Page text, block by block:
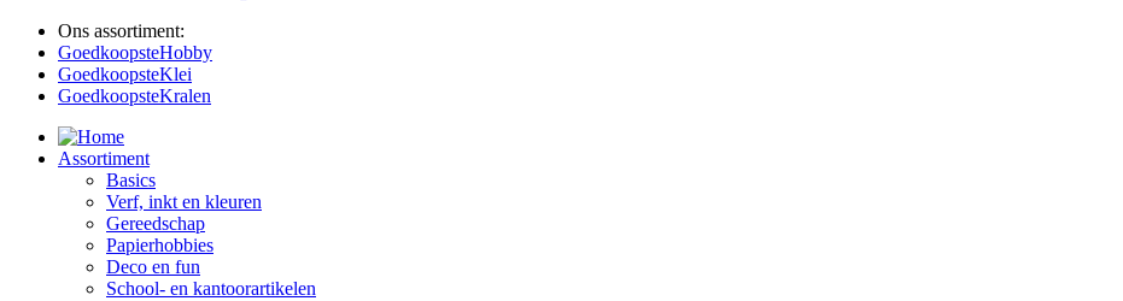
Ons assortiment:
GoedkoopsteHobby
GoedkoopsteKlei
GoedkoopsteKralen
Assortiment
Basics
Verf, inkt en kleuren
Gereedschap
Papierhobbies
Deco en fun
School- en kantoorartikelen